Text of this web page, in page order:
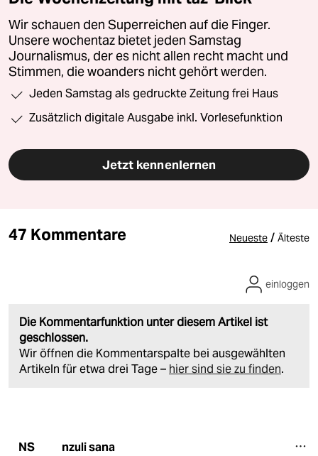
Wir schauen den Superreichen auf die Finger.
Unsere wochentaz bietet jeden Samstag
Journalismus, der es nicht allen recht macht und
Stimmen, die woanders nicht gehört werden.
Jeden Samstag als gedruckte Zeitung frei Haus
Zusätzlich digitale Ausgabe inkl. Vorlesefunktion
Jetzt kennenlernen
47 Kommentare Neueste / Älteste
Die Kommentarfunktion unter diesem Artikel ist
geschlossen.
Wir öffnen die Kommentarspalte bei ausgewählten
Artikeln für etwa drei Tage – hier sind sie zu finden.
einloggen
NS nzuli sana